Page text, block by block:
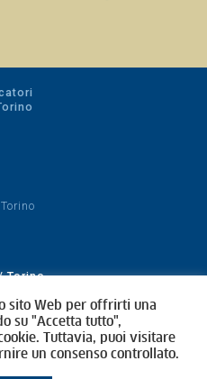
Torino
sito Web per offrirti una
su "Accetta tutto",
Tuttavia, puoi visitare
un consenso controllato.